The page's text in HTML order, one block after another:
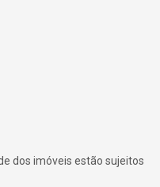
dos imóveis estão sujeitos